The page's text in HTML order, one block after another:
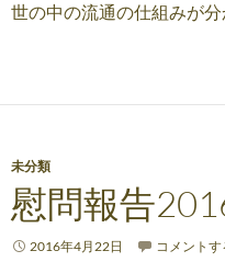
世の中の流通の仕組みが
未分類
慰問報告
2016年4月22日 コメントす